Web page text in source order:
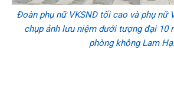
Đoàn phụ nữ VKSND tối cao và phụ nữ
chụp ảnh lưu niệm dưới tượng đại 10
phòng không Lam Hạ.